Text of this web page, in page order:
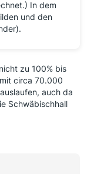
In dem
und den
zu 100% bis
circa 70.000
auch da
Schwäbischhall